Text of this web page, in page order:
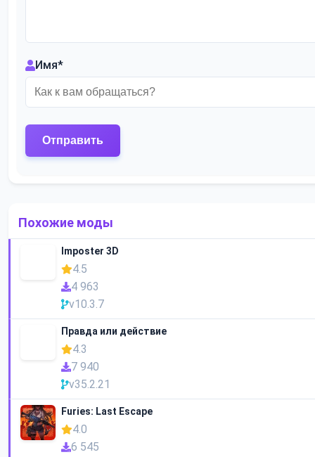
Имя*
Похожие моды
Imposter 3D
4.5
4 963
v10.3.7
Правда или действие
4.3
7 940
v35.2.21
Furies: Last Escape
4.0
6 545